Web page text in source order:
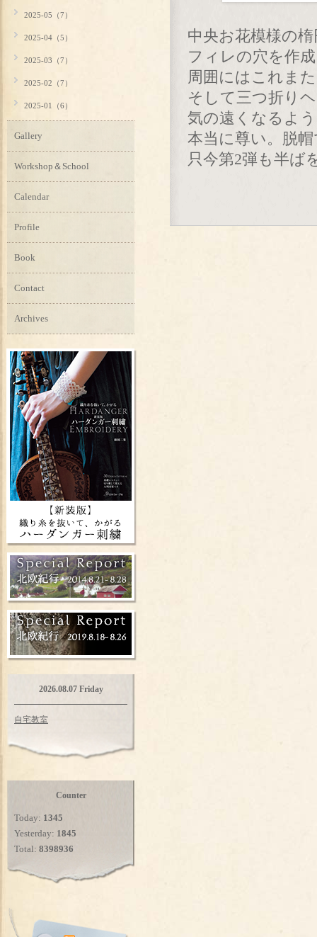
中央お花模様の
フィレの穴を作
周囲にはこれま
そして三つ折り
気の遠くなるよ
本当に尊い。脱
只今第2弾も半ば
2025-05（7）
2025-04（5）
2025-03（7）
2025-02（7）
2025-01（6）
Gallery
Workshop＆School
Calendar
Profile
Book
Contact
Archives
2026.08.07 Friday
自宅教室
Counter
Today: 1345
Yesterday: 1845
Total: 8398936